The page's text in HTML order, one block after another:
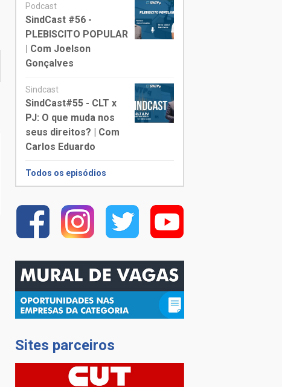
Podcast
SindCast #56 -
PLEBISCITO POPULAR
| Com Joelson
Gonçalves
Sindcast
SindCast#55 - CLT x
PJ: O que muda nos
seus direitos? | Com
Carlos Eduardo
Todos os episódios
Sites parceiros